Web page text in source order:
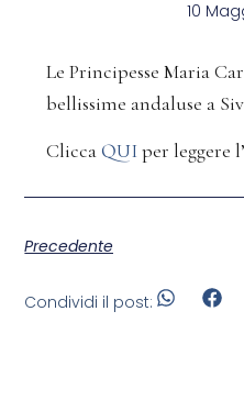
10
Le Principesse Maria
bellissime andaluse a
Clicca QUIper leggere
Precedente
Condividi il post: